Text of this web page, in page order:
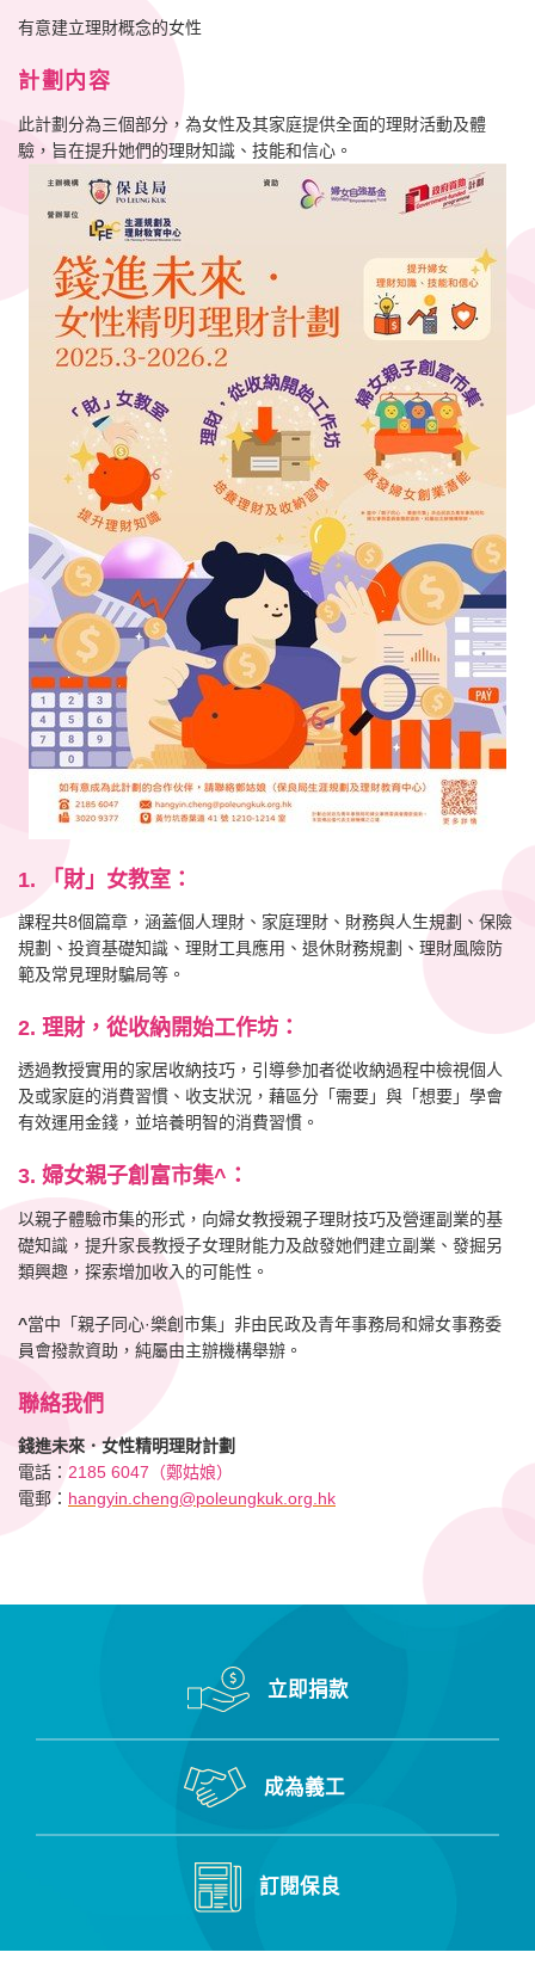
有意建立理財概念的女性
計劃内容
此計劃分為三個部分，為女性及其家庭提供全面的理財活動及體
驗，旨在提升她們的理財知識、技能和信心。
1. 「財」女教室：
課程共8個篇章，涵蓋個人理財、家庭理財、財務與人生規劃、保險
規劃、投資基礎知識、理財工具應用、退休財務規劃、理財風險防
範及常見理財騙局等。
2. 理財，從收納開始工作坊：
透過教授實用的家居收納技巧，引導參加者從收納過程中檢視個人
及或家庭的消費習慣、收支狀況，藉區分「需要」與「想要」學會
有效運用金錢，並培養明智的消費習慣。
3. 婦女親子創富市集^ ：
以親子體驗市集的形式，向婦女教授親子理財技巧及營運副業的基
礎知識，提升家長教授子女理財能力及啟發她們建立副業、發掘另
類興趣，探索增加收入的可能性。
^當中「親子同心·樂創市集」非由民政及青年事務局和婦女事務委
員會撥款資助，純屬由主辦機構舉辦。
聯絡我們
錢進未來．女性精明理財計劃
電話： 2185 6047（鄭姑娘）
電郵： hangyin.cheng@poleungkuk.org.hk
立即捐款
成為義工
訂閱保良